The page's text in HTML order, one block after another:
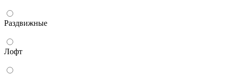
Раздвижные
Лофт